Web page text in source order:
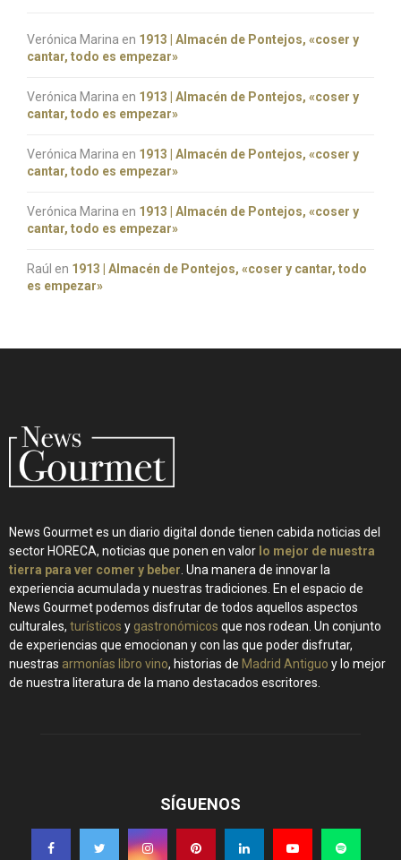
Verónica Marina en 1913 | Almacén de Pontejos, «coser y
cantar, todo es empezar»
Verónica Marina en 1913 | Almacén de Pontejos, «coser y
cantar, todo es empezar»
Verónica Marina en 1913 | Almacén de Pontejos, «coser y
cantar, todo es empezar»
Verónica Marina en 1913 | Almacén de Pontejos, «coser y
cantar, todo es empezar»
Raúl en 1913 | Almacén de Pontejos, «coser y cantar, todo
es empezar»
News Gourmet es un diario digital donde tienen cabida noticias del
sector HORECA, noticias que ponen en valor lo mejor de nuestra
tierra para ver comer y beber . Una manera de innovar la
experiencia acumulada y nuestras tradiciones. En el espacio de
News Gourmet podemos disfrutar de todos aquellos aspectos
culturales, turísticos y gastronómicos que nos rodean. Un conjunto
de experiencias que emocionan y con las que poder disfrutar,
nuestras armonías libro vino, historias de Madrid Antiguo y lo mejor
de nuestra literatura de la mano destacados escritores.
SÍGUENOS